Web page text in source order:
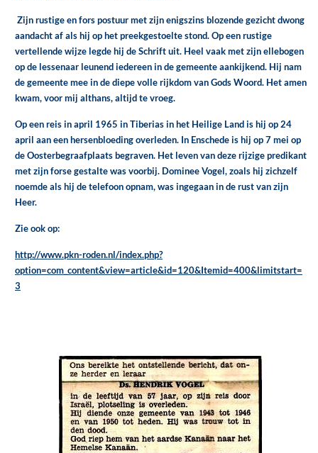
Zijn rustige en fors postuur met zijn enigszins blozende gezicht dwong
aandacht af als hij op het preekgestoelte stond. Op een rustige
vertellende wijze legde hij de Schrift uit. Heel vaak met zijn ellebogen
op de lessenaar leunend iedereen in de gemeente aankijkend. Hij nam
de gemeente mee in de diepe volle rijkdom van Gods Woord. Het amen
kwam, voor mij althans, altijd te vroeg.
Op een reis in april 1965 in Tiberias in het Heilige Land is hij op 24
april aan een hersenbloeding overleden. In Enschede is hij op 7 mei op
de Oosterbegraafplaats begraven. Het leven van deze rijzige predikant
met zijn forse gestalte was voorbij. Dominee Vogel, zoals hij zichzelf
noemde als hij de telefoon opnam, was ingegaan in de rust van zijn
Heer.
Zie ook op:
http://www.pkn-roden.nl/index.php?
option=com_content&view=article&id=120&Itemid=400&limitstart=
3